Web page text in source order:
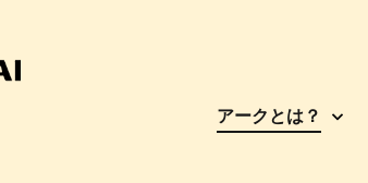
アークとは？